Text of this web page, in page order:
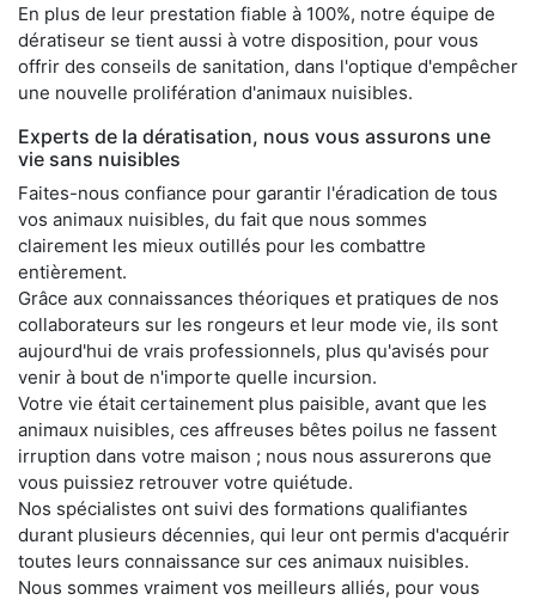
En plus de leur prestation fiable à 100%, notre équipe de
dératiseur se tient aussi à votre disposition, pour vous
offrir des conseils de sanitation, dans l'optique d'empêcher
une nouvelle prolifération d'animaux nuisibles.
Experts de la dératisation, nous vous assurons une
vie sans nuisibles
Faites-nous confiance pour garantir l'éradication de tous
vos animaux nuisibles, du fait que nous sommes
clairement les mieux outillés pour les combattre
entièrement.
Grâce aux connaissances théoriques et pratiques de nos
collaborateurs sur les rongeurs et leur mode vie, ils sont
aujourd'hui de vrais professionnels, plus qu'avisés pour
venir à bout de n'importe quelle incursion.
Votre vie était certainement plus paisible, avant que les
animaux nuisibles, ces affreuses bêtes poilus ne fassent
irruption dans votre maison ; nous nous assurerons que
vous puissiez retrouver votre quiétude.
Nos spécialistes ont suivi des formations qualifiantes
durant plusieurs décennies, qui leur ont permis d'acquérir
toutes leurs connaissance sur ces animaux nuisibles.
Nous sommes vraiment vos meilleurs alliés, pour vous